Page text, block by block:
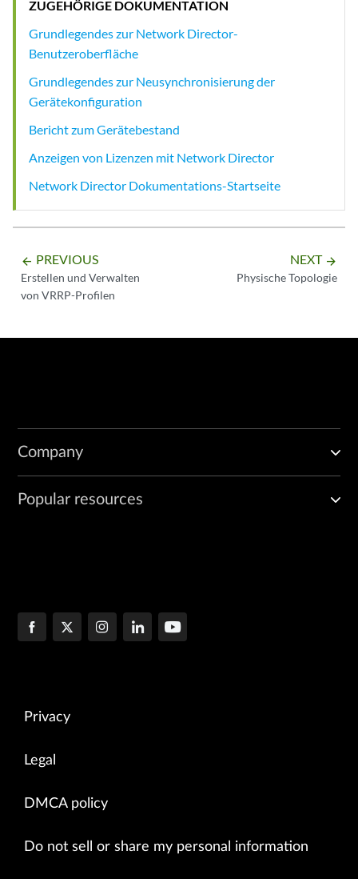
ZUGEHÖRIGE DOKUMENTATION
Grundlegendes zur Network Director-
Benutzeroberfläche
Grundlegendes zur Neusynchronisierung der
Gerätekonfiguration
Bericht zum Gerätebestand
Anzeigen von Lizenzen mit Network Director
Network Director Dokumentations-Startseite
arrow_backward PREVIOUS
Erstellen und Verwalten
von VRRP-Profilen
NEXT arrow_forward
Physische Topologie
Company
Popular resources
Privacy
Legal
DMCA policy
Do not sell or share my personal information